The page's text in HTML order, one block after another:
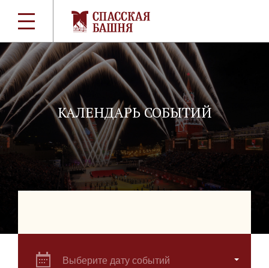
КАЛЕНДАРЬ СОБЫТИЙ
Выберите дату событий